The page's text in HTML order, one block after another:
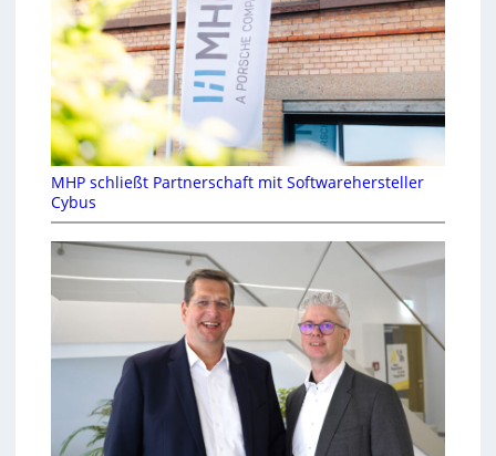
MHP schließt Partnerschaft mit Softwarehersteller
Cybus